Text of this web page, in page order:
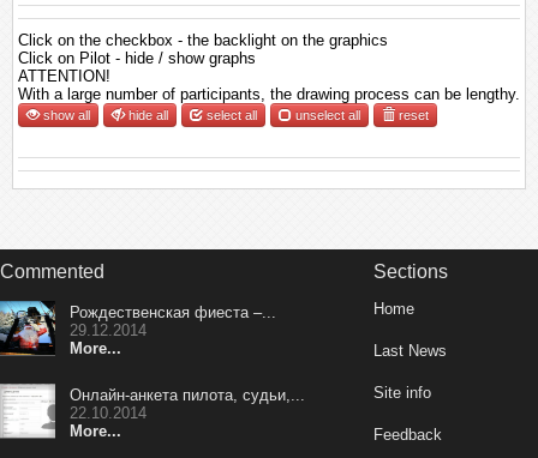
Click on the checkbox - the backlight on the graphics
Click on Pilot - hide / show graphs
ATTENTION!
With a large number of participants, the drawing process can be lengthy.
show all hide all select all unselect all reset
Commented
Рождественская фиеста –...
29.12.2014
More...
Онлайн-анкета пилота, судьи,...
22.10.2014
More...
Sections
Home
Last News
Site info
Feedback